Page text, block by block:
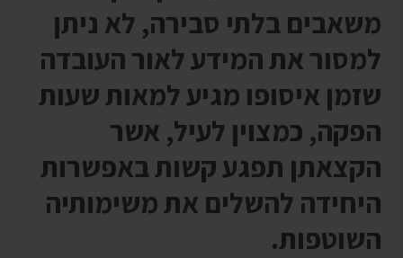
משאבים בלתי סבירה, לא ניתן
למסור את המידע לאור העובדה
שזמן איסופו מגיע למאות שעות
הפקה, כמצוין לעיל, אשר
הקצאתן תפגע קשות באפשרות
היחידה להשלים את משימותיה
השוטפות.